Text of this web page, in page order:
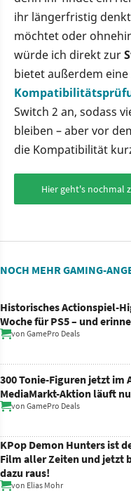
ihr längerfristig
möchtet oder
würde ich direkt zur
bietet außerdem
Switch 2 an, sodass
bleiben – aber vor
die Kompatibilität
Hier geht's nochmal
NOCH MEHR GAMING-
Historisches Actionspiel-
Woche für PS5 – und
von GamePro Deals
300 Tonie-Figuren jetzt im
MediaMarkt-Aktion läuft
von GamePro Deals
KPop Demon Hunters ist
Film aller Zeiten und jetzt
dazu raus!
von Elias Mohr